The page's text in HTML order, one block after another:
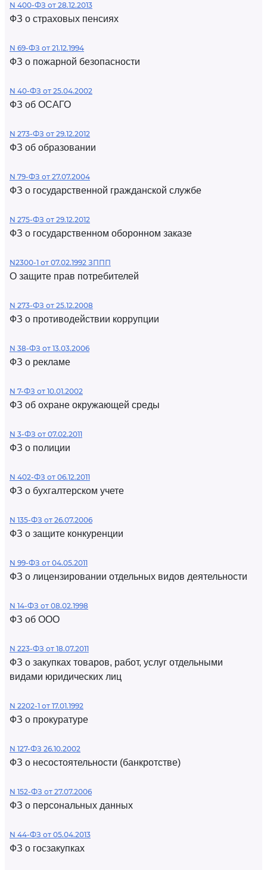
N 400-ФЗ от 28.12.2013
ФЗ о страховых пенсиях
N 69-ФЗ от 21.12.1994
ФЗ о пожарной безопасности
N 40-ФЗ от 25.04.2002
ФЗ об ОСАГО
N 273-ФЗ от 29.12.2012
ФЗ об образовании
N 79-ФЗ от 27.07.2004
ФЗ о государственной гражданской службе
N 275-ФЗ от 29.12.2012
ФЗ о государственном оборонном заказе
N2300-1 от 07.02.1992 ЗППП
О защите прав потребителей
N 273-ФЗ от 25.12.2008
ФЗ о противодействии коррупции
N 38-ФЗ от 13.03.2006
ФЗ о рекламе
N 7-ФЗ от 10.01.2002
ФЗ об охране окружающей среды
N 3-ФЗ от 07.02.2011
ФЗ о полиции
N 402-ФЗ от 06.12.2011
ФЗ о бухгалтерском учете
N 135-ФЗ от 26.07.2006
ФЗ о защите конкуренции
N 99-ФЗ от 04.05.2011
ФЗ о лицензировании отдельных видов деятельности
N 14-ФЗ от 08.02.1998
ФЗ об ООО
N 223-ФЗ от 18.07.2011
ФЗ о закупках товаров, работ, услуг отдельными
видами юридических лиц
N 2202-1 от 17.01.1992
ФЗ о прокуратуре
N 127-ФЗ 26.10.2002
ФЗ о несостоятельности (банкротстве)
N 152-ФЗ от 27.07.2006
ФЗ о персональных данных
N 44-ФЗ от 05.04.2013
ФЗ о госзакупках